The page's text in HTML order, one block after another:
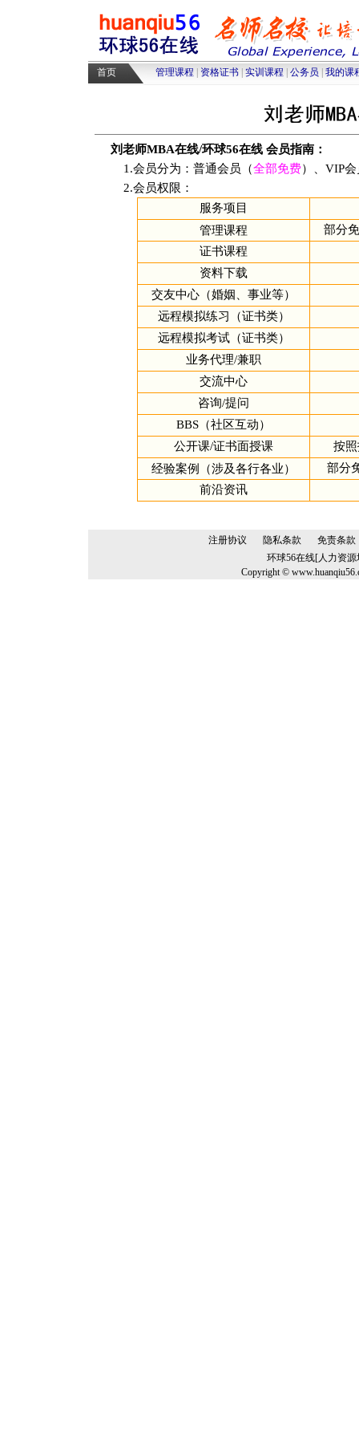
高级人力资源管理师培训 |高级物
采购师培训|物流师培训 人力资
首页 管理课程 资格证书 实训课程 公务员 我的课
刘老师MBA在线/环球56在线 会员指南：
1.会员分为：普通会员（全部免费）、VIP
2.会员权限：
服务项目
管理课程
部分
证书课程
资料下载
交友中心（婚姻、事业等）
远程模拟练习（证书类）
远程模拟考试（证书类）
业务代理/兼职
交流中心
咨询/提问
BBS（社区互动）
公开课/证书面授课
按
经验案例（涉及各行各业）
部分
前沿资讯
注册协议 隐私条款
免责条款
环球56在线[人力资
Copyright ©